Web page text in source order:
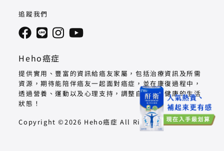
Heho癌症
提供實用、豐富的資訊給癌友家屬，包括治療資訊及所需
資源，期待能陪伴癌友一起面對癌症，並在康復過程中，
透過營養、運動以及心理支持，調整自己回到健康的生活
狀態！
Copyright ©2026 Heho癌症 All Right Reserved.
追蹤我們